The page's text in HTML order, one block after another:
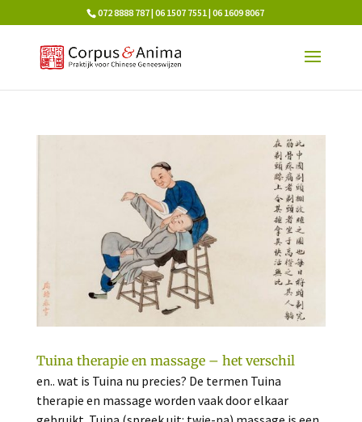
072 8888 787 | 06 1507 7551 | 06 1609 8067
Tuina therapie en massage – het verschil
en.. wat is Tuina nu precies? De termen Tuina
therapie en massage worden vaak door elkaar